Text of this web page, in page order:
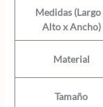
Medidas (Largo
Alto x Ancho)
Material
Tamaño